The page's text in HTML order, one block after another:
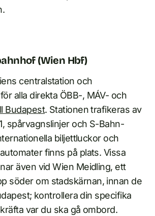
(Wien Hbf)
centralstation och
alla direkta ÖBB-, MÁV- och
Budapest. Stationen trafikeras av
spårvagnslinjer och S-Bahn-
biljettluckor och
finns på plats. Vissa
även vid Wien Meidling, ett
söder om stadskärnan, innan de
kontrollera din specifika
var du ska gå ombord.